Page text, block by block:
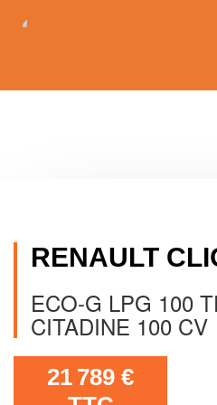
RENAULT
ECO-G LPG 100
CITADINE 100 CV
21 789 €